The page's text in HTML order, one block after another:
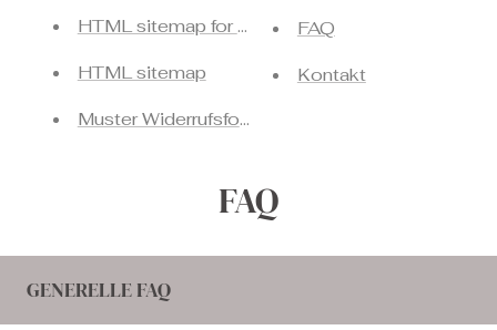
HTML sitemap for collections
HTML sitemap
Muster Widerrufsformular
FAQ
Kontakt
FAQ
GENERELLE FAQ